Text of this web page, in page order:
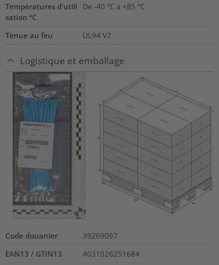
Températures d'utili
sation °C
De -40 °C à +85 °C
Tenue au feu UL94 V2
Logistique et emballage
Code douanier
39269097
EAN13 / GTIN13
4031026251684